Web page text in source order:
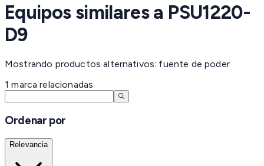
Equipos similares a PSU1220-
D9
Mostrando productos alternativos: fuente de poder
1 marca relacionadas
Ordenar por
Relevancia